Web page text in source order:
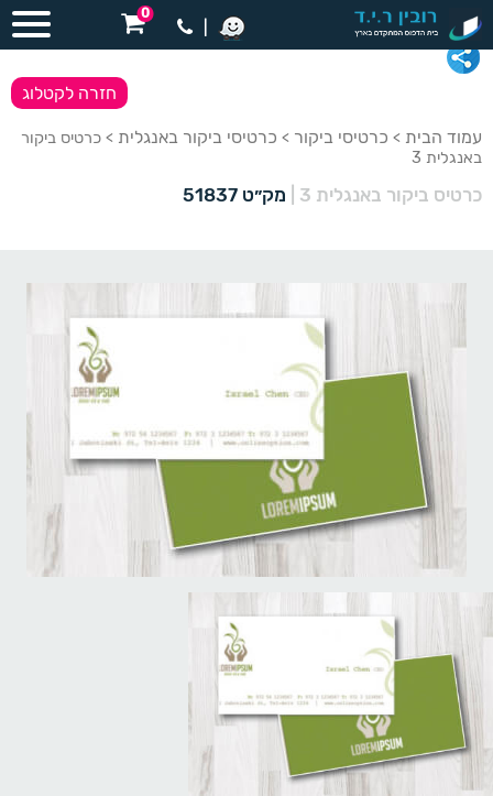
0
עמוד הבית > כרטיסי ביקור > כרטיסי ביקור באנגלית > כרטיס ביקור
באנגלית 3
כרטיס ביקור באנגלית 3 מק״ט 51837
חזרה לקטלוג